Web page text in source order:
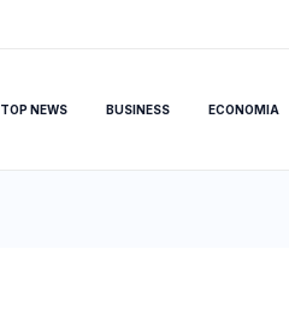
TOP NEWS BUSINESS ECONOMIA